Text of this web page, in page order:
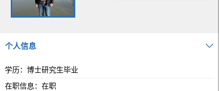
个人信息
学历：博士研究生毕业
在职信息：在职